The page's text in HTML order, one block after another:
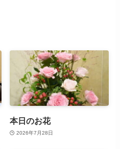
本日のお花
2026年7月28日